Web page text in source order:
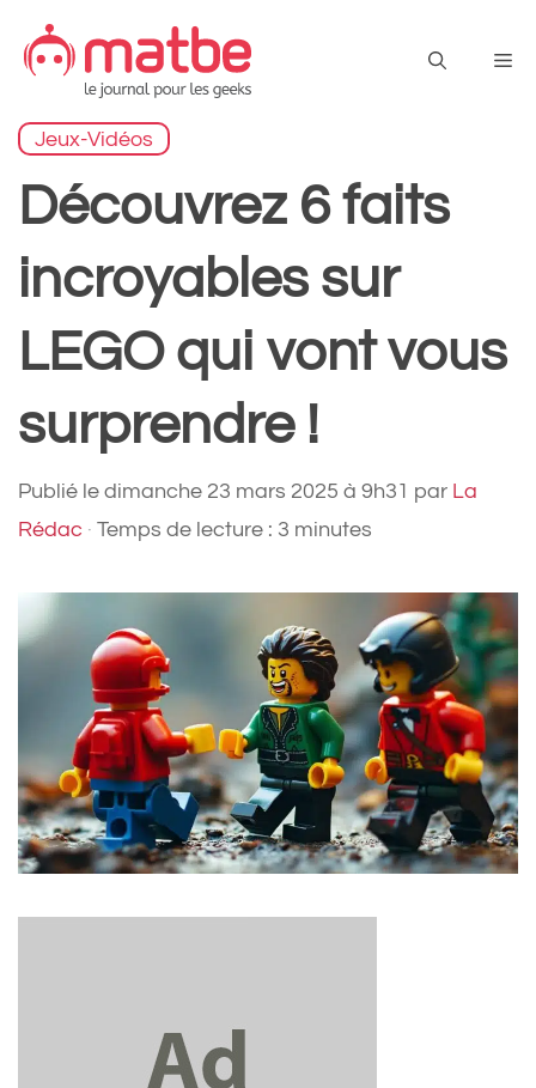
contenu
Jeux-Vidéos
Découvrez 6 faits
incroyables sur
LEGO qui vont vous
surprendre !
Publié le dimanche 23 mars 2025 à 9h31 par La
Rédac · Temps de lecture : 3 minutes